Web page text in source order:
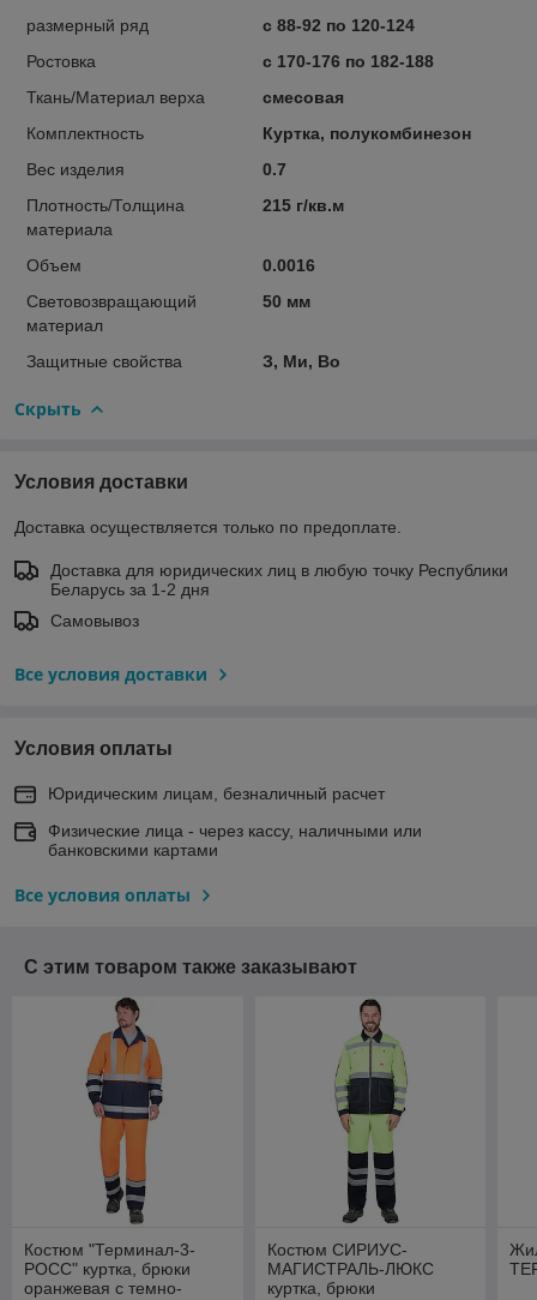
размерный ряд
с 88-92 по 120-124
Ростовка
с 170-176 по 182-188
Ткань/Материал верха
смесовая
Комплектность
Куртка, полукомбинезон
Вес изделия
0.7
Плотность/Толщина
материала
215 г/кв.м
Объем
0.0016
Световозвращающий
материал
50 мм
Защитные свойства З, Ми, Во
Скрыть
Условия доставки
Доставка осуществляется только по предоплате.
Доставка для юридических лиц в любую точку Республики
Беларусь за 1-2 дня
Самовывоз
Все условия доставки
Условия оплаты
Юридическим лицам, безналичный расчет
Физические лица - через кассу, наличными или
банковскими картами
Все условия оплаты
С этим товаром также заказывают
Костюм "Терминал-3-
РОСС" куртка, брюки
оранжевая с темно-
Костюм СИРИУС-
МАГИСТРАЛЬ-ЛЮКС
куртка, брюки